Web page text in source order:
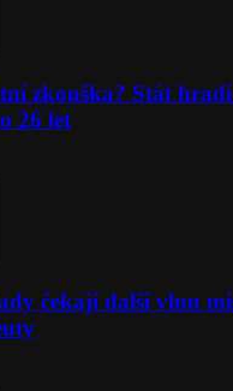
zkouška? Stát
26 let
čekají další vlnu